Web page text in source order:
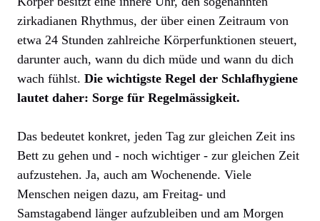
zirkadianen Rhythmus, der über einen Zeitraum von
etwa 24 Stunden zahlreiche Körperfunktionen steuert,
darunter auch, wann du dich müde und wann du dich
wach fühlst. Die wichtigste Regel der Schlafhygiene
lautet daher: Sorge für Regelmässigkeit.
Das bedeutet konkret, jeden Tag zur gleichen Zeit ins
Bett zu gehen und - noch wichtiger - zur gleichen Zeit
aufzustehen. Ja, auch am Wochenende. Viele
Menschen neigen dazu, am Freitag- und
Samstagabend länger aufzubleiben und am Morgen